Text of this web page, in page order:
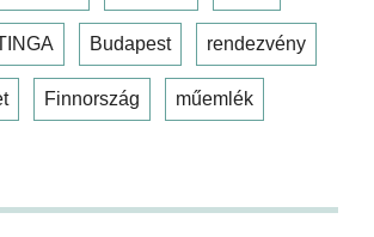
Budapest rendezvény
Finnország műemlék